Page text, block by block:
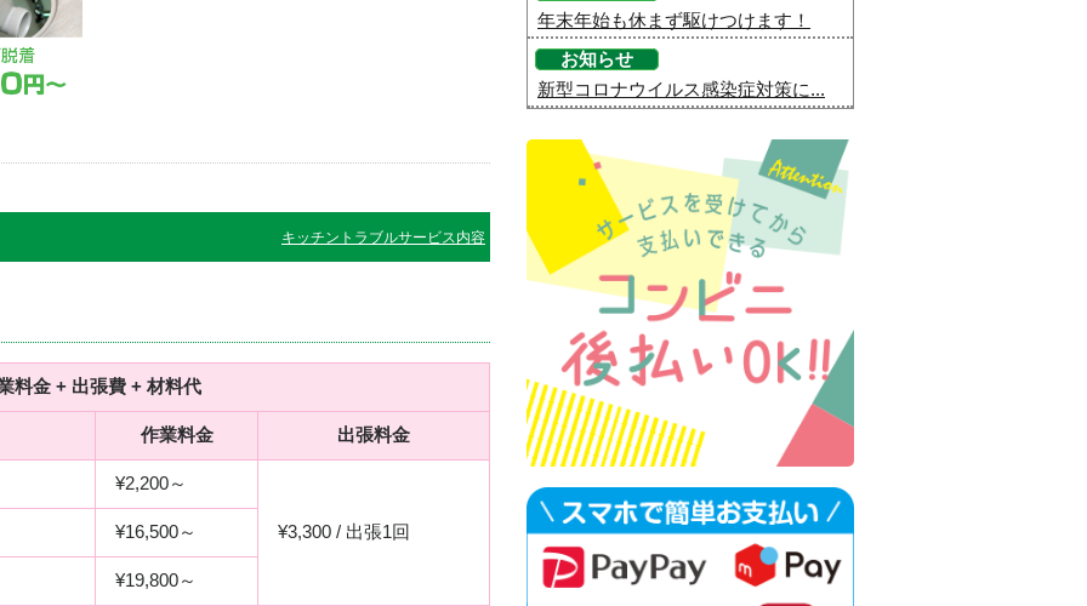
キッチントラブルサービス内容
料金 + 出張費 + 材料代
作業料金 出張料金
¥2,200～
¥3,300 / 出張1回
¥16,500～
¥19,800～
年末年始も休まず駆けつけます！
お知らせ
新型コロナウイルス感染症対策に...